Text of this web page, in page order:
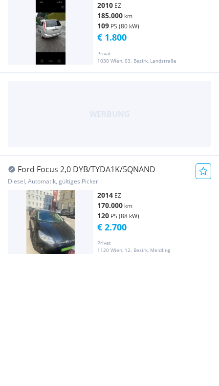
2010 EZ
185.000 km
109 PS (80 kW)
Privat
1030 Wien, 03. Bezirk, Landstraße
€ 1.800
Ford Focus 2,0 DYB/TYDA1K/5QNAND
Diesel, Automatik, gültiges Pickerl
2014 EZ
170.000 km
120 PS (88 kW)
Privat
1120 Wien, 12. Bezirk, Meidling
€ 2.700